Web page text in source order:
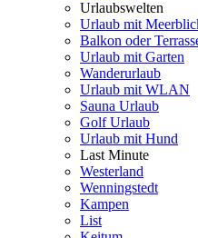
Urlaubswelten
Urlaub mit
Balkon oder
Urlaub mit Garten
Wanderurlaub
Urlaub mit WLAN
Sauna Urlaub
Golf Urlaub
Urlaub mit Hund
Last Minute
Westerland
Wenningstedt
Kampen
List